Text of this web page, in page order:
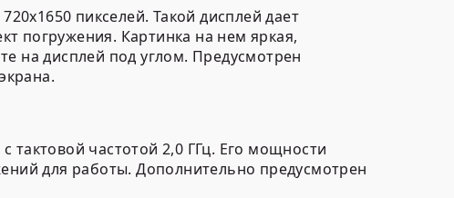
пикселей. Такой дисплей дает
погружения. Картинка на нем яркая,
на дисплей под углом. Предусмотрен
тактовой частотой 2,0 ГГц. Его мощности
для работы. Дополнительно предусмотрен